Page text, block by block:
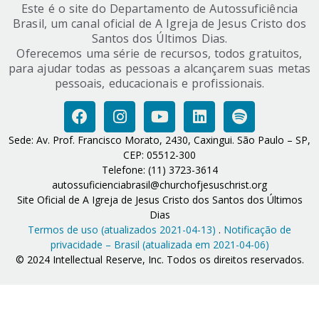
Este é o site do Departamento de Autossuficiência
Brasil, um canal oficial de A Igreja de Jesus Cristo dos
Santos dos Últimos Dias.
Oferecemos uma série de recursos, todos gratuitos,
para ajudar todas as pessoas a alcançarem suas metas
pessoais, educacionais e profissionais.
Sede: Av. Prof. Francisco Morato, 2430, Caxingui. São Paulo – SP,
CEP: 05512-300
Telefone: (11) 3723-3614
autossuficienciabrasil@churchofjesuschrist.org
Site Oficial de A Igreja de Jesus Cristo dos Santos dos Últimos
Dias
Termos de uso (atualizados 2021-04-13) . Notificação de
privacidade – Brasil (atualizada em 2021-04-06)
© 2024 Intellectual Reserve, Inc. Todos os direitos reservados.